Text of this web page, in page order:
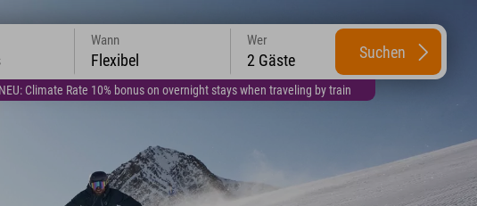
NEU: Climate Rate 10% bonus on overnight stays when traveling by train
Wann
Flexibel
Wer
2 Gäste Suchen